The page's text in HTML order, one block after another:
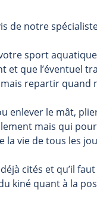
de notre
sport
et que l’éventuel
repartir quand
enlever le mât,
mais qui
la vie de tous les
cités et qu’il
kiné quant à la